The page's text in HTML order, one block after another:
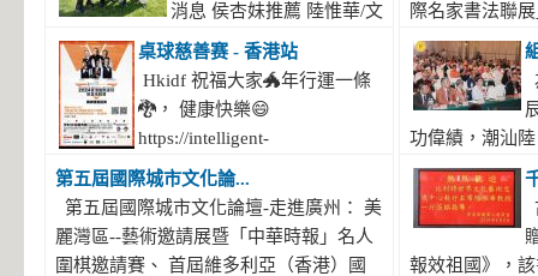
消息 侯杏妹推薦 陸惟華/文
暮春的風裹挾著薔薇香，將我們引入香港
雙魚河馬會的湖光畫卷中。葉慶良博士、
陸惟華博士、侯杏妹教授與廖國玲小姐同
游于此，在水墨煙嵐與藝術雅趣間，共赴
一場關於時光的慢調敘事。 墨韻凝香：
方寸亭間的思想流觴...Read More...
桌球慈善赛 - 香港站
Hkidf 祝福大家🐲年行運一條
🐉， 健康快樂😄
https://intelligent-
shop.com/shop/hkidf-華祝福大家🐲-年行
運一條🐉-健康快樂😄/ Facebook Link 👉🏻
https://www.facebook.com/cloud.chan.940/posts/
*Youtube 版本* 👉🏻
第五屆國際城市文化論...
第五屆國際城市文化論壇-走進廣州： 美
麗灣區--藝術邀請展暨「中華時報」名人
圍棋邀請賽、 首屆維多利亞（香港）國
際名家書法聯
臺南新營文化
萃海內外書法
聚臺灣近兩百
地區四十二位
分彰顯書法藝
元共生的獨特
功偉績，潮汕
夫歷史文化研
省潮州市意溪
相陸秀夫誕辰
者700余人，其
報效祖國》，